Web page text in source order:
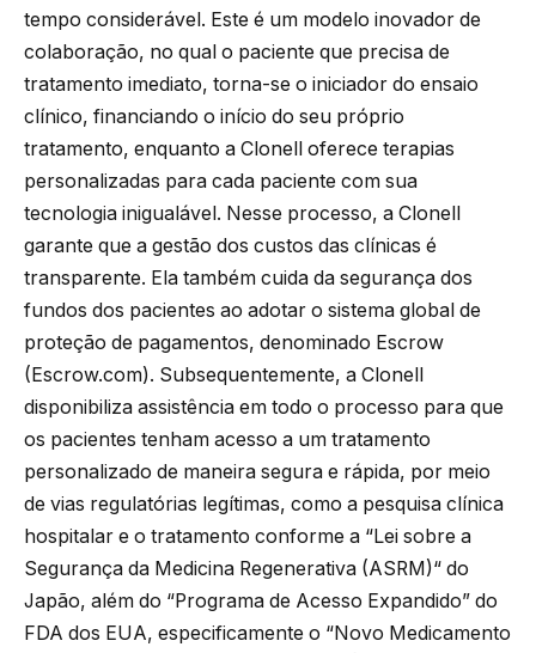
tempo considerável. Este é um modelo inovador de
colaboração, no qual o paciente que precisa de
tratamento imediato, torna-se o iniciador do ensaio
clínico, financiando o início do seu próprio
tratamento, enquanto a Clonell oferece terapias
personalizadas para cada paciente com sua
tecnologia inigualável. Nesse processo, a Clonell
garante que a gestão dos custos das clínicas é
transparente. Ela também cuida da segurança dos
fundos dos pacientes ao adotar o sistema global de
proteção de pagamentos, denominado Escrow
(Escrow.com). Subsequentemente, a Clonell
disponibiliza assistência em todo o processo para que
os pacientes tenham acesso a um tratamento
personalizado de maneira segura e rápida, por meio
de vias regulatórias legítimas, como a pesquisa clínica
hospitalar e o tratamento conforme a “Lei sobre a
Segurança da Medicina Regenerativa (ASRM)“ do
Japão, além do “Programa de Acesso Expandido” do
FDA dos EUA, especificamente o “Novo Medicamento